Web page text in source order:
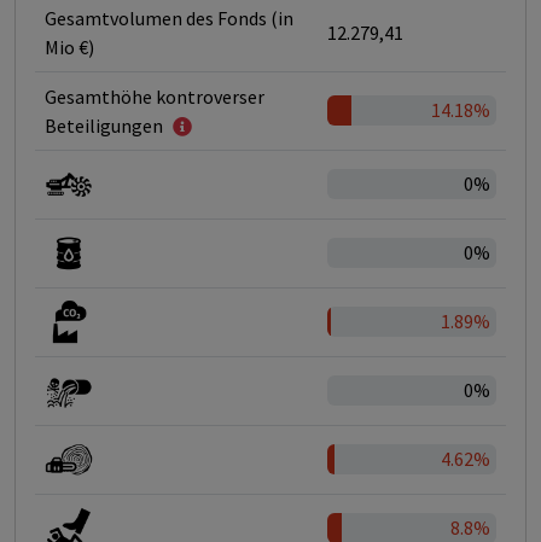
Gesamtvolumen des Fonds (in
Mio €)
12.279,41
Gesamthöhe kontroverser
Beteiligungen
14.18%
0%
0%
1.89%
0%
4.62%
8.8%